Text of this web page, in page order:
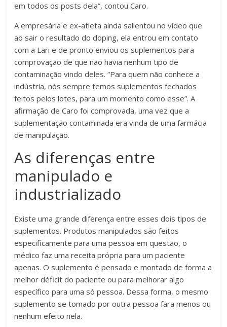
em todos os posts dela”, contou Caro.
A empresária e ex-atleta ainda salientou no vídeo que
ao sair o resultado do doping, ela entrou em contato
com a Lari e de pronto enviou os suplementos para
comprovação de que não havia nenhum tipo de
contaminação vindo deles. “Para quem não conhece a
indústria, nós sempre temos suplementos fechados
feitos pelos lotes, para um momento como esse”. A
afirmação de Caro foi comprovada, uma vez que a
suplementação contaminada era vinda de uma farmácia
de manipulação.
As diferenças entre
manipulado e
industrializado
Existe uma grande diferença entre esses dois tipos de
suplementos. Produtos manipulados são feitos
especificamente para uma pessoa em questão, o
médico faz uma receita própria para um paciente
apenas. O suplemento é pensado e montado de forma a
melhor déficit do paciente ou para melhorar algo
específico para uma só pessoa. Dessa forma, o mesmo
suplemento se tomado por outra pessoa fara menos ou
nenhum efeito nela.